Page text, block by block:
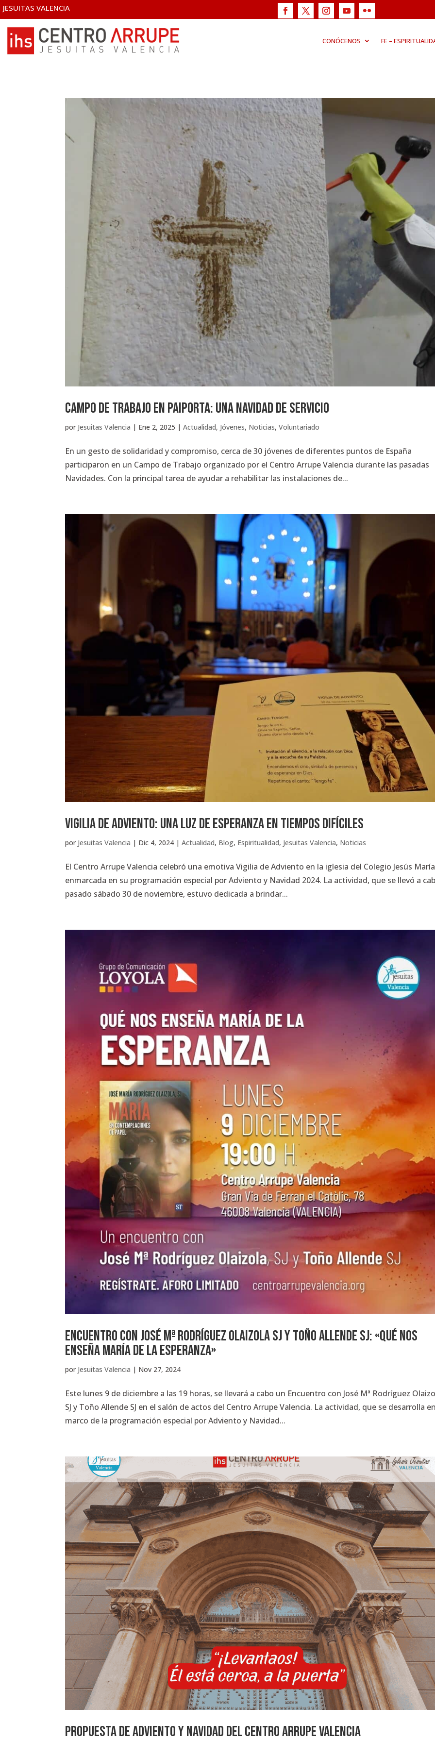
JESUITAS VALENCIA
CONÓCENOS FE –
Campo de Trabajo en Paiporta: Una Navidad de Servicio
por Jesuitas Valencia | Ene 2, 2025 |Actualidad, Jóvenes, Noticias,Voluntariado
En un gesto de solidaridad y compromiso, cerca de 30 jóvenes de diferentes puntos de España
participaron en un Campo de Trabajo organizado por el Centro Arrupe Valencia durante las pasadas
Navidades. Con la principal tarea de ayudar a rehabilitar las instalaciones de...
Vigilia de Adviento: una luz de esperanza en tiempos difíciles
por Jesuitas Valencia | Dic 4, 2024 |Actualidad, Blog, Espiritualidad, Jesuitas Valencia, Noticias
El Centro Arrupe Valencia celebró una emotiva Vigilia de Adviento en la iglesia del Colegio Jesús
enmarcada en su programación especial por Adviento y Navidad 2024. La actividad, que se llevó a
pasado sábado 30 de noviembre, estuvo dedicada a brindar...
Encuentro con José Mª Rodríguez Olaizola SJ y Toño Allende SJ: «Qué nos
enseña María de la esperanza»
por Jesuitas Valencia | Nov 27, 2024
Este lunes 9 de diciembre a las 19 horas, se llevará a cabo un Encuentro con José Mª Rodríguez
SJ y Toño Allende SJ en el salón de actos del Centro Arrupe Valencia. La actividad, que se desarrolla
marco de la programación especial por Adviento y Navidad...
Propuesta de Adviento y Navidad del Centro Arrupe Valencia